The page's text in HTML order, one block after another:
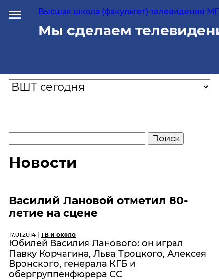
Высшая школа (факультет) телевидения
Мы сделаем
Новости
Василий Лановой отметил 80-
летие на сцене
17.01.2014 | ТВ и около
Юбилей Василия Ланового: он играл
Павку Корчагина, Льва Троцкого, Алексея
Вронского, генерала КГБ и
обергруппенфюрера СС